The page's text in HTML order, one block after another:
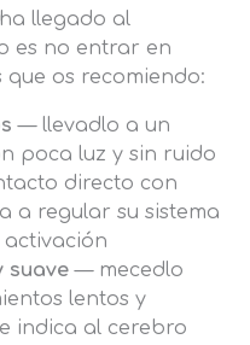
llegado al
es no entrar en
os recomiendo:
— llevadlo a un
poca luz y sin ruido
directo con
a regular su sistema
suave — mecedlo
lentos y
indica al cerebro